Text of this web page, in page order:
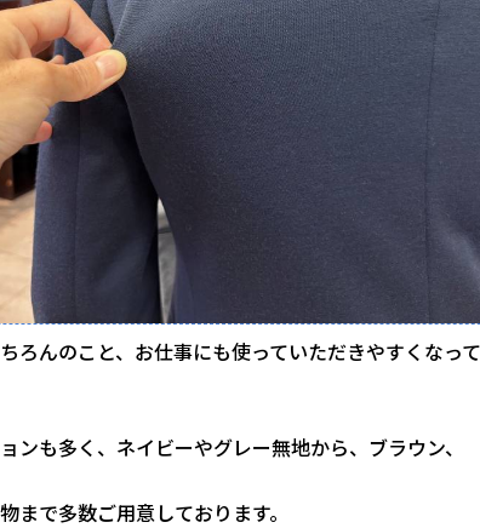
ろんのこと、お仕事にも使っていただきやすくなっ
ンも多く、ネイビーやグレー無地から、ブラウン、
まで多数ご用意しております。